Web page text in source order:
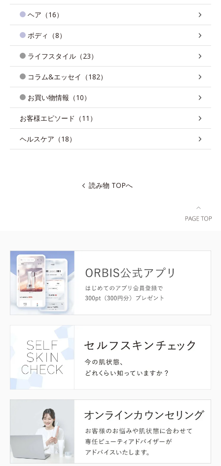
ヘア（16）
ボディ（8）
ライフスタイル（23）
コラム&エッセイ（182）
お買い物情報（10）
お客様エピソード（11）
ヘルスケア（18）
読み物 TOPへ